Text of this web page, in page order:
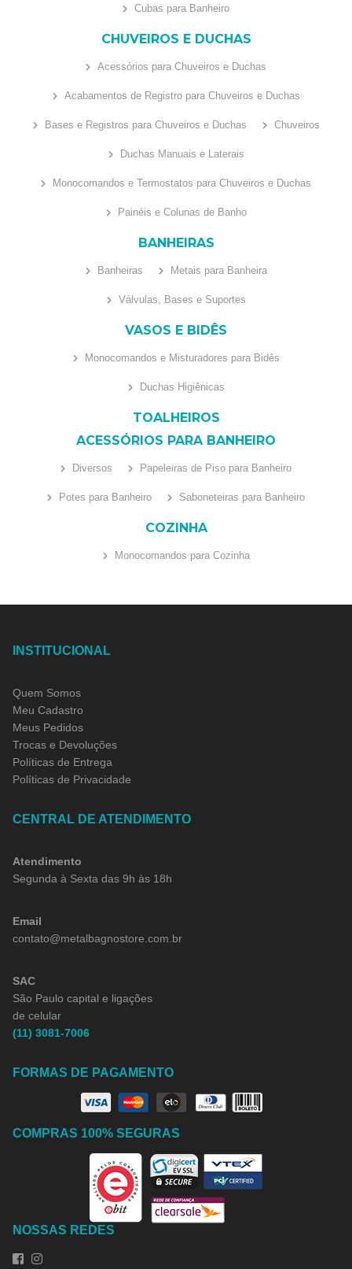
Cubas para Banheiro
CHUVEIROS E DUCHAS
Acessórios para Chuveiros e Duchas
Acabamentos de Registro para Chuveiros e Duchas
Bases e Registros para Chuveiros e Duchas Chuveiros
Duchas Manuais e Laterais
Monocomandos e Termostatos para Chuveiros e Duchas
Painéis e Colunas de Banho
BANHEIRAS
Banheiras Metais para Banheira
Válvulas, Bases e Suportes
VASOS E BIDÊS
Monocomandos e Misturadores para Bidês
Duchas Higiênicas
TOALHEIROS
ACESSÓRIOS PARA BANHEIRO
Diversos Papeleiras de Piso para Banheiro
Potes para Banheiro Saboneteiras para Banheiro
COZINHA
Monocomandos para Cozinha
INSTITUCIONAL
Quem Somos
Meu Cadastro
Meus Pedidos
Trocas e Devoluções
Políticas de Entrega
Políticas de Privacidade
CENTRAL DE ATENDIMENTO
Atendimento
Segunda à Sexta das 9h às 18h
Email
contato@metalbagnostore.com.br
SAC
São Paulo capital e ligações
de celular
(11) 3081-7006
FORMAS DE PAGAMENTO
COMPRAS 100% SEGURAS
NOSSAS REDES